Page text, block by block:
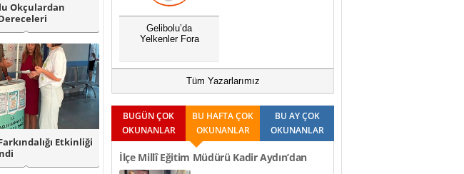
Okçulardan
Etkinliği
Gelibolu’da
Yelkenler Fora
Tüm Yazarlarımız
BUGÜN ÇOK
OKUNANLAR
BU HAFTA ÇOK
OKUNANLAR
BU AY ÇOK
OKUNANLAR
İlçe Millî Eğitim Müdürü Kadir Aydın’dan